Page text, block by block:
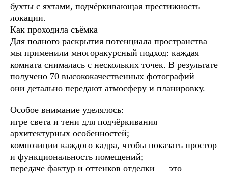
бухты с яхтами, подчёркивающая престижность
локации.
Как проходила съёмка
Для полного раскрытия потенциала пространства
мы применили многоракурсный подход: каждая
комната снималась с нескольких точек. В результате
получено 70 высококачественных фотографий —
они детально передают атмосферу и планировку.
Особое внимание уделялось:
игре света и тени для подчёркивания
архитектурных особенностей;
композиции каждого кадра, чтобы показать простор
и функциональность помещений;
передаче фактур и оттенков отделки — это